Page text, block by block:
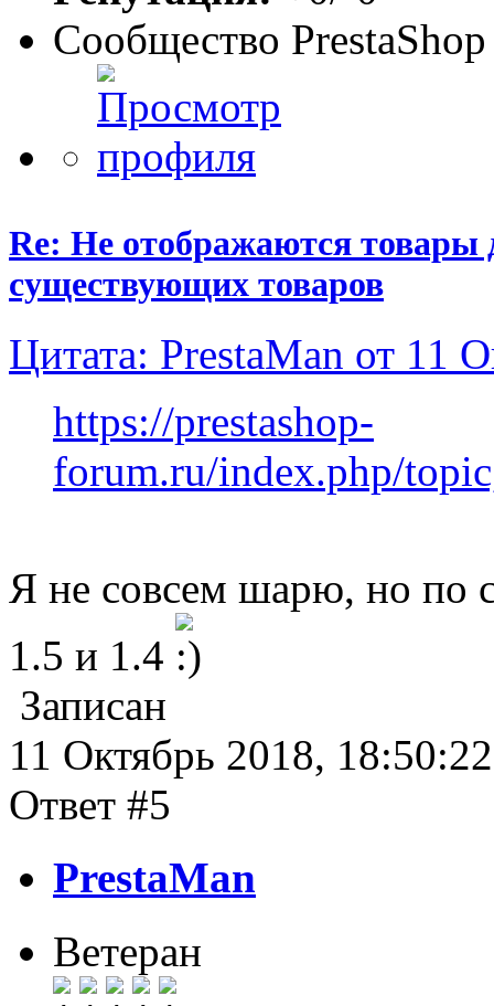
Сообщество PrestaShop
Re: Не отображаются товары
существующих товаров
Цитата: PrestaMan от 11
https://prestashop-
forum.ru/index.php/
Я не совсем шарю, но по
1.5 и 1.4
Записан
11 Октябрь 2018, 18:50:22
Ответ #5
PrestaMan
Ветеран